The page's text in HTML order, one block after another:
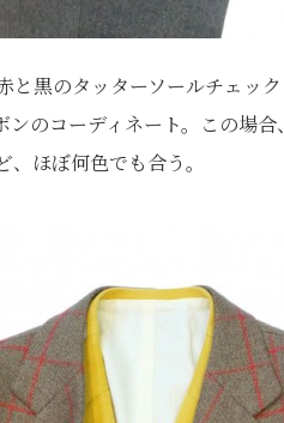
と黒のタッターソールチェッ
ンのコーディネート。この場
ほぼ何色でも合う。